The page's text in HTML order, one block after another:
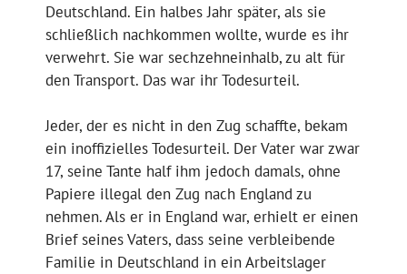
Deutschland. Ein halbes Jahr später, als sie
schließlich nachkommen wollte, wurde es ihr
verwehrt. Sie war sechzehneinhalb, zu alt für
den Transport. Das war ihr Todesurteil.
Jeder, der es nicht in den Zug schaffte, bekam
ein inoffizielles Todesurteil. Der Vater war zwar
17, seine Tante half ihm jedoch damals, ohne
Papiere illegal den Zug nach England zu
nehmen. Als er in England war, erhielt er einen
Brief seines Vaters, dass seine verbleibende
Familie in Deutschland in ein Arbeitslager